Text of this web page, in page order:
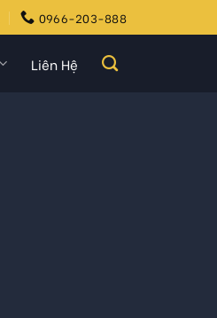
0966-203-888
Liên Hệ